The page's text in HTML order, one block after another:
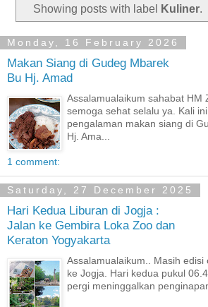
Showing posts with label Kuliner.
Monday, 16 February 2026
Makan Siang di Gudeg Mbarek
Bu Hj. Amad
Assalamualaikum sahabat HM
semoga sehat selalu ya. Kali
pengalaman makan siang di
Hj. Ama...
1 comment:
Saturday, 27 December 2025
Hari Kedua Liburan di Jogja :
Jalan ke Gembira Loka Zoo dan
Keraton Yogyakarta
Assalamualaikum.. Masih edisi
ke Jogja. Hari kedua pukul
pergi meninggalkan